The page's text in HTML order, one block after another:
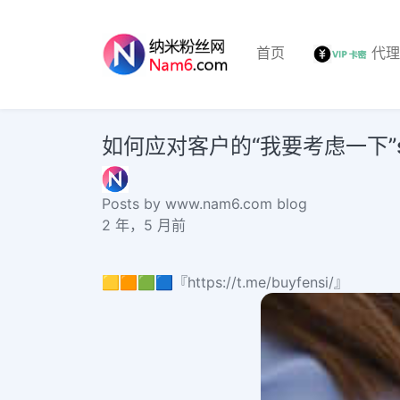
首页 代
如何应对客户的“我要考虑一
Posts by www.nam6.com blog
2 年，5 月前
🟨🟧🟩🟦『https://t.me/buyfensi/』